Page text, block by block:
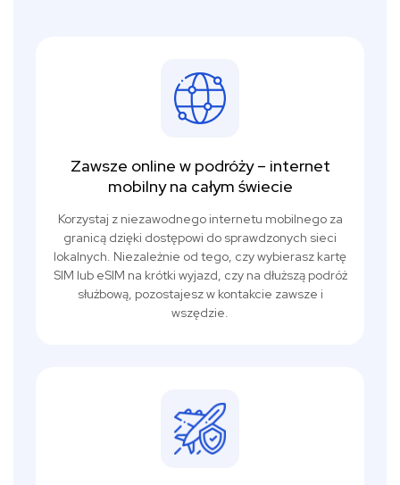
Zawsze online w podróży – internet
mobilny na całym świecie
Korzystaj z niezawodnego internetu mobilnego za
granicą dzięki dostępowi do sprawdzonych sieci
lokalnych. Niezależnie od tego, czy wybierasz kartę
SIM lub eSIM na krótki wyjazd, czy na dłuższą podróż
służbową, pozostajesz w kontakcie zawsze i
wszędzie.